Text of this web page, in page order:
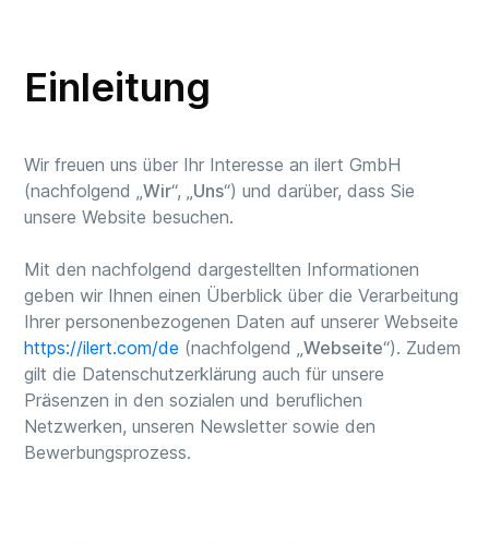
Einleitung
Wir freuen uns über Ihr Interesse an ilert GmbH
(nachfolgend „Wir“, „Uns“) und darüber, dass Sie
unsere Website besuchen.
Mit den nachfolgend dargestellten Informationen
geben wir Ihnen einen Überblick über die Verarbeitung
Ihrer personenbezogenen Daten auf unserer Webseite
https://ilert.com/de (nachfolgend „Webseite“). Zudem
gilt die Datenschutzerklärung auch für unsere
Präsenzen in den sozialen und beruflichen
Netzwerken, unseren Newsletter sowie den
Bewerbungsprozess.